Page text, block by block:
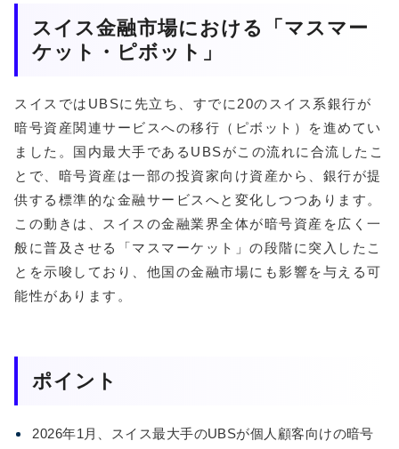
スイス金融市場における「マスマー
ケット・ピボット」
スイスではUBSに先立ち、すでに20のスイス系銀行が
暗号資産関連サービスへの移行（ピボット）を進めてい
ました。国内最大手であるUBSがこの流れに合流したこ
とで、暗号資産は一部の投資家向け資産から、銀行が提
供する標準的な金融サービスへと変化しつつあります。
この動きは、スイスの金融業界全体が暗号資産を広く一
般に普及させる「マスマーケット」の段階に突入したこ
とを示唆しており、他国の金融市場にも影響を与える可
能性があります。
ポイント
2026年1月、スイス最大手のUBSが個人顧客向けの暗号